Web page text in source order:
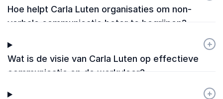
Hoe helpt Carla Luten organisaties om non-
verbale communicatie beter te begrijpen?
Wat is de visie van Carla Luten op effectieve
communicatie op de werkvloer?
+
-
+
-